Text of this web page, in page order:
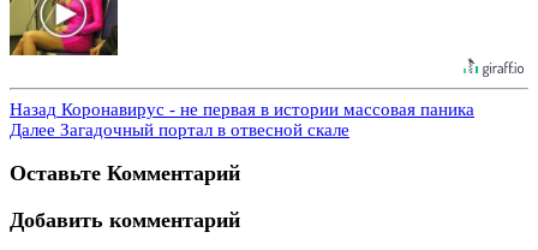
Назад Коронавирус - не первая в истории массовая паника
Далее Загадочный портал в отвесной скале
Оставьте Комментарий
Добавить комментарий